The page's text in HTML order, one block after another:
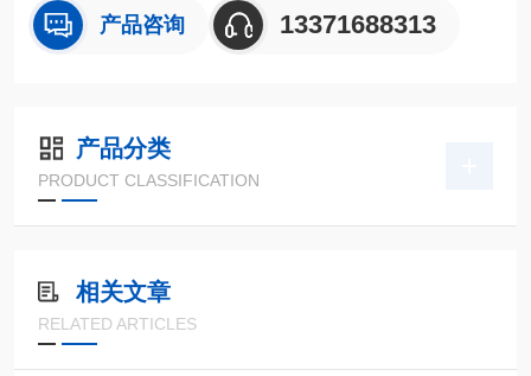
产品咨询 13371688313
产品分类
PRODUCT CLASSIFICATION
相关文章
RELATED ARTICLES